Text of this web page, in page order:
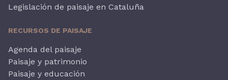
Legislación de paisaje en Cataluña
RECURSOS DE PAISAJE
Agenda del paisaje
Paisaje y patrimonio
Paisaje y educación